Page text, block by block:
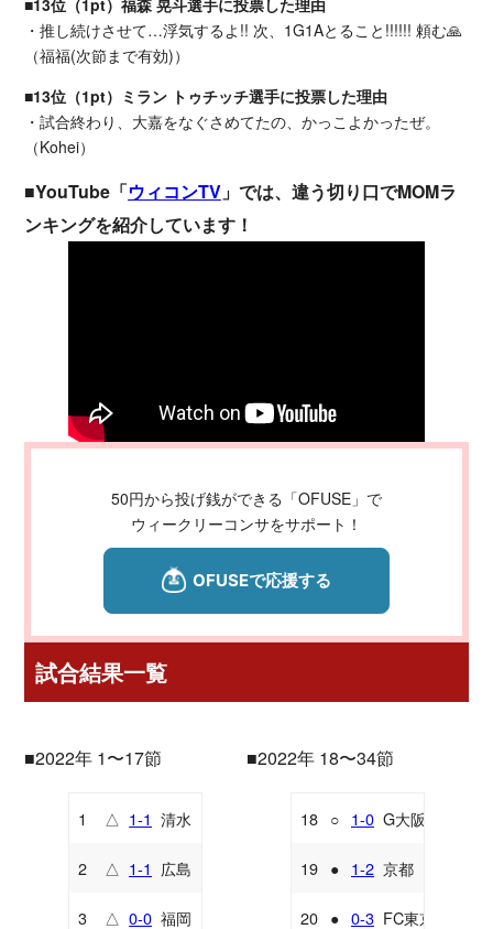
・推し続けさせて…浮気するよ!! 次、1G1Aとること!!!!!! 頼む🙏
（福福(次節まで有効)）
■13位（1pt）ミラン トゥチッチ選手に投票した理由
・試合終わり、大嘉をなぐさめてたの、かっこよかったぜ。
（Kohei）
■YouTube「ウィコンTV」では、違う切り口でMOMラ
ンキングを紹介しています！
50円から投げ銭ができる「OFUSE」で
ウィークリーコンサをサポート！
試合結果一覧
■2022年 1〜17節
1 △ 1-1 清水
2 △ 1-1 広島
3 △ 0-0 福岡
■2022年 18〜34節
18 ○ 1-0 G大阪
19 ● 1-2 京都
20 ● 0-3 FC東京